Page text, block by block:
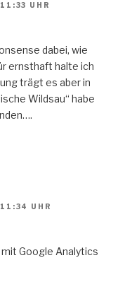
UHR
dabei, wie
ernsthaft halte ich
trägt es aber in
Wildsau“ habe
UHR
Google Analytics